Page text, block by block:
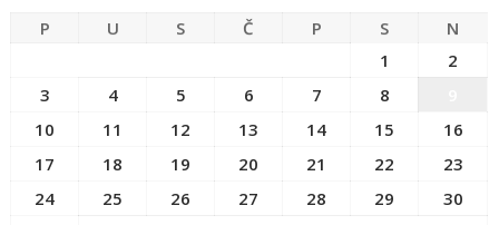
P U S Č P S
N
1
2
3
4 5 6 7 8
10
11 12 13 14 15
16
17
18 19 20 21 22
23
24
25 26 27 28 29
30